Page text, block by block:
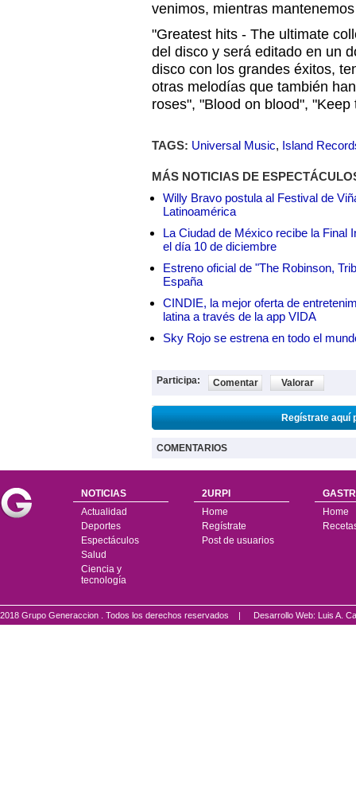
venimos, mientras
"Greatest hits - The ultimate
del disco y será editado en un
disco con los grandes éxitos,
otras melodías que también
roses", "Blood on blood",
TAGS: Universal Music, Island
MÁS NOTICIAS DE
Willy Bravo postula al Festival de
Latinoamérica
La Ciudad de México recibe la Final
el día 10 de diciembre
Estreno oficial de "The Robinson,
España
CINDIE, la mejor oferta de
latina a través de la app VIDA
Sky Rojo se estrena en todo el
Participa: Comentar Valorar
Regístrate aquí
COMENTARIOS
NOTICIAS
Actualidad
Deportes
Espectáculos
Salud
Ciencia y
tecnología
2URPI
Home
Regístrate
Post de usuarios
Home
2018 Grupo Generaccion . Todos los derechos reservados | Desarrollo Web: Luis